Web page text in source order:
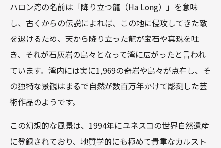
ハロン湾の名前は「降り立つ龍（Ha Long）」を意味
し、古くからの伝説によれば、この地に侵攻してきた敵
を退けるため、天から降り立った龍が宝石や真珠を吐
き、それが石灰岩の島々となって湾に広がったと言われ
ています。湾内には実に1,969の奇岩や島々が点在し、そ
の独特な景観はまるで自然が数百万年かけて彫刻した芸
術作品のようです。
この幻想的な風景は、1994年にユネスコの世界自然遺産
に登録されており、地質学的にも極めて貴重なカルスト